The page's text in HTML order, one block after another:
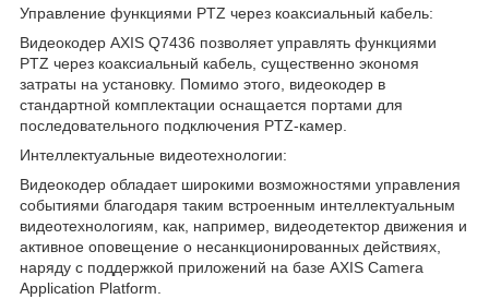
Управление функциями PTZ через коаксиальный кабель:
Видеокодер AXIS Q7436 позволяет управлять функциями
PTZ через коаксиальный кабель, существенно экономя
затраты на установку. Помимо этого, видеокодер в
стандартной комплектации оснащается портами для
последовательного подключения PTZ-камер.
Интеллектуальные видеотехнологии:
Видеокодер обладает широкими возможностями управления
событиями благодаря таким встроенным интеллектуальным
видеотехнологиям, как, например, видеодетектор движения и
активное оповещение о несанкционированных действиях,
наряду с поддержкой приложений на базе AXIS Camera
Application Platform.